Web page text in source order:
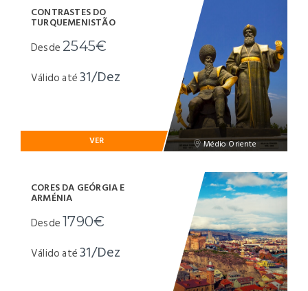
Médio Oriente
CONTRASTES DO
TURQUEMENISTÃO
Desde 2545€
Válido até31/Dez
VER
CORES DA GEÓRGIA E
ARMÉNIA
Desde1790€
Válido até31/Dez